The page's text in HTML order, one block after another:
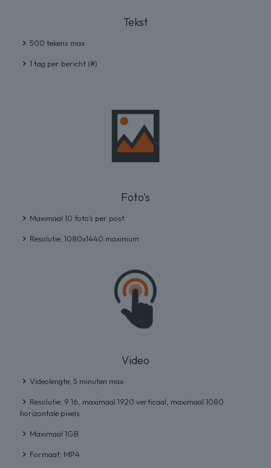
Tekst
500 tekens max
1 tag per bericht (#)
Foto's
Maximaal 10 foto’s per post
Resolutie; 1080x1440 maximum
Video
Videolengte; 5 minuten max
Resolutie; 9:16, maximaal 1920 verticaal, maximaal 1080
horizontale pixels
Maximaal 1GB
Formaat; MP4